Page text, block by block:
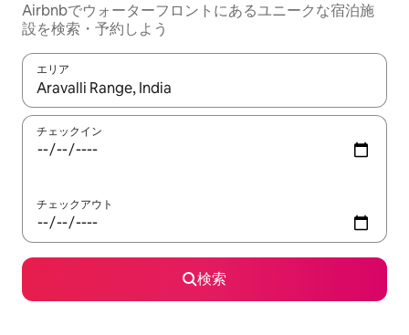
Airbnbでウォーターフロントにあるユニークな宿泊施
設を検索・予約しよう
エリア
検索結果が表示されたら、上下の矢印キーを使って移動するか
チェックイン
チェックアウト
検索